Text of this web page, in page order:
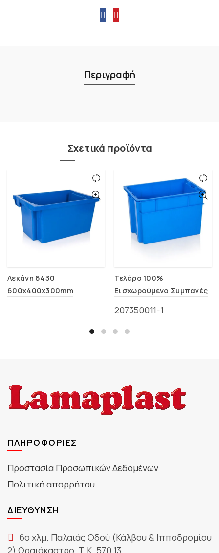
Περιγραφή
Σχετικά προϊόντα
Λεκάνη 6430
600x400x300mm
Τελάρο 100%
Εισχωρούμενο Συμπαγές
207350011-1
ΠΛΗΡΟΦΟΡΊΕΣ
Προστασία Προσωπικών Δεδομένων
Πολιτική απορρήτου
ΔΙΕΎΘΥΝΣΗ
6ο χλμ. Παλαιάς Οδού (Κάλβου & Ιπποδρομίου
2) Ωραιόκαστρο, Τ.Κ. 570 13